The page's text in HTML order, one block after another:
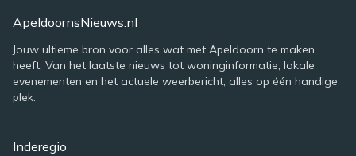
ApeldoornsNieuws.nl
Jouw ultieme bron voor alles wat met Apeldoorn te maken
heeft. Van het laatste nieuws tot woninginformatie, lokale
evenementen en het actuele weerbericht, alles op één handige
plek.
Inderegio